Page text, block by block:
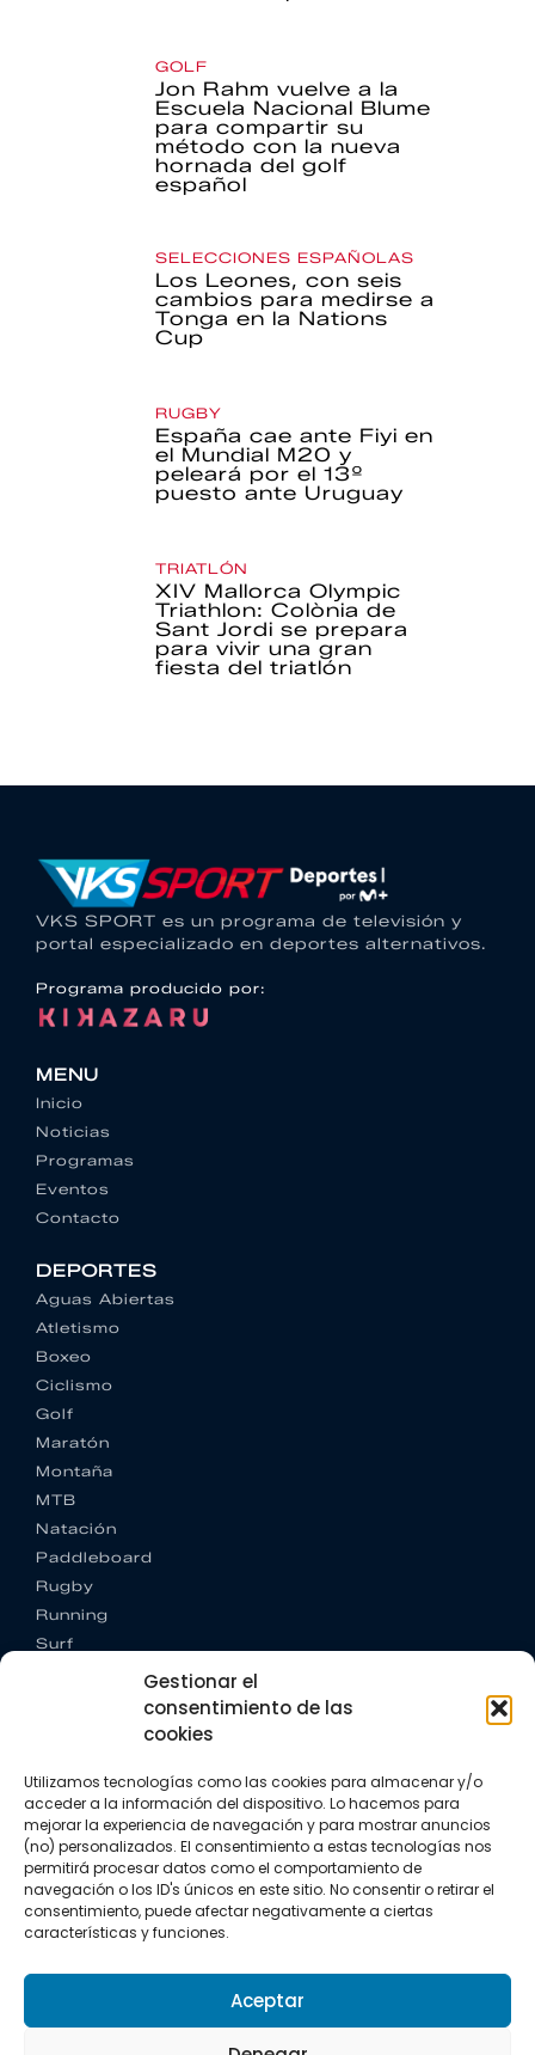
Gestionar el
consentimiento de las
cookies
Utilizamos tecnologías como las cookies para almacenar y/o
acceder a la información del dispositivo. Lo hacemos para
mejorar la experiencia de navegación y para mostrar anuncios
(no) personalizados. El consentimiento a estas tecnologías nos
permitirá procesar datos como el comportamiento de
navegación o los ID's únicos en este sitio. No consentir o retirar el
consentimiento, puede afectar negativamente a ciertas
características y funciones.
Aceptar
GOLF
Jon Rahm vuelve a la
Escuela Nacional Blume
para compartir su
método con la nueva
hornada del golf
español
SELECCIONES ESPAÑOLAS
Los Leones, con seis
cambios para medirse a
Tonga en la Nations
Cup
RUGBY
España cae ante Fiyi en
el Mundial M20 y
peleará por el 13º
puesto ante Uruguay
TRIATLÓN
XIV Mallorca Olympic
Triathlon: Colònia de
Sant Jordi se prepara
para vivir una gran
fiesta del triatlón
VKS SPORT es un programa de televisión y
portal especializado en deportes alternativos.
Programa producido por:
MENU
Inicio
Noticias
Programas
Eventos
Contacto
DEPORTES
Aguas Abiertas
Atletismo
Boxeo
Ciclismo
Golf
Maratón
Montaña
MTB
Natación
Paddleboard
Rugby
Running
Surf
Trail running
+34 922 303 191
+34 662 342 177
info@vkssport.com
SÍGUENOS
Política de privacidad